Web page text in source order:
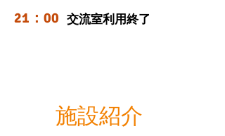
21：00 交流室利用終了
施設紹介